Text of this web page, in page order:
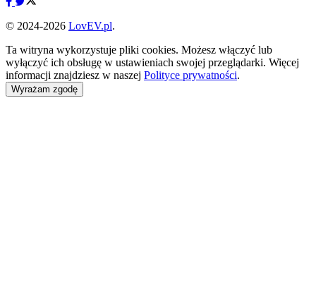
© 2024-2026 LovEV.pl.
Ta witryna wykorzystuje pliki cookies. Możesz włączyć lub
wyłączyć ich obsługę w ustawieniach swojej przeglądarki. Więcej
informacji znajdziesz w naszej Polityce prywatności.
Wyrażam zgodę